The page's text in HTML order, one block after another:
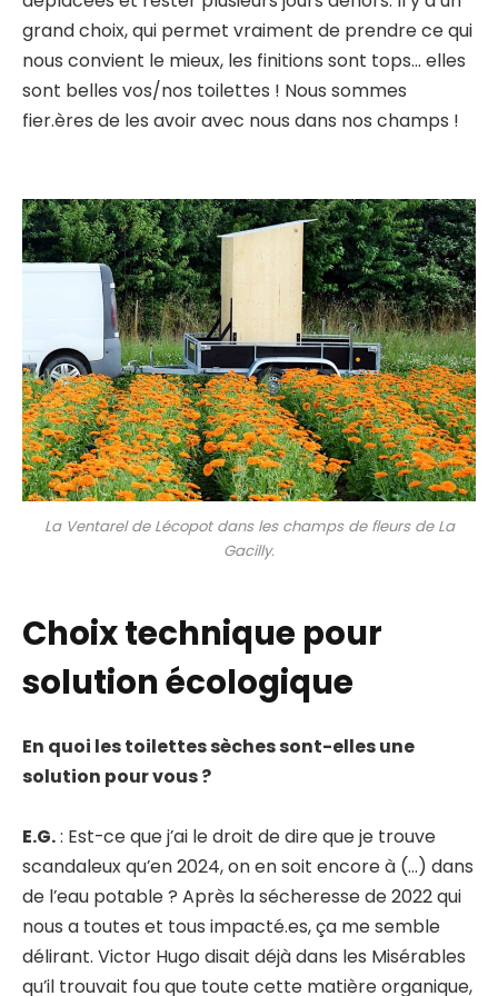
grand choix, qui permet vraiment de prendre ce qui
nous convient le mieux, les finitions sont tops… elles
sont belles vos/nos toilettes ! Nous sommes
fier.ères de les avoir avec nous dans nos champs !
La Ventarel de Lécopot dans les champs de fleurs de La
Gacilly.
Choix technique pour
solution écologique
En quoi les toilettes sèches sont-elles une
solution pour vous ?
E.G.: Est-ce que j’ai le droit de dire que je trouve
scandaleux qu’en 2024, on en soit encore à (…) dans
de l’eau potable ? Après la sécheresse de 2022 qui
nous a toutes et tous impacté.es, ça me semble
délirant. Victor Hugo disait déjà dans les Misérables
qu’il trouvait fou que toute cette matière organique,